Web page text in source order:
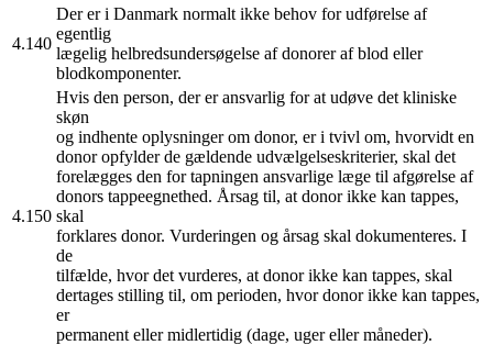
4.140
Der er i Danmark normalt ikke behov for udførelse af
egentlig
lægelig helbredsundersøgelse af donorer af blod eller
blodkomponenter.
4.150
Hvis den person, der er ansvarlig for at udøve det kliniske
skøn
og indhente oplysninger om donor, er i tvivl om, hvorvidt en
donor opfylder de gældende udvælgelseskriterier, skal det
forelægges den for tapningen ansvarlige læge til afgørelse af
donors tappeegnethed. Årsag til, at donor ikke kan tappes,
skal
forklares donor. Vurderingen og årsag skal dokumenteres. I
de
tilfælde, hvor det vurderes, at donor ikke kan tappes, skal
dertages stilling til, om perioden, hvor donor ikke kan tappes,
er
permanent eller midlertidig (dage, uger eller måneder).